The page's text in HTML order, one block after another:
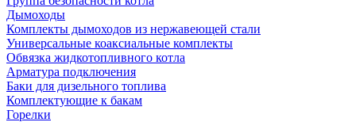
Дымоходы
Комплекты дымоходов из нержавеющей стали
Универсальные коаксиальные комплекты
Обвязка жидкотопливного котла
Арматура подключения
Баки для дизельного топлива
Комплектующие к бакам
Горелки